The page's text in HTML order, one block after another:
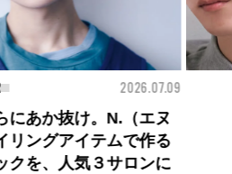
2026.07.09
エッテの出会い。夏の
ルドが印象的
［meets Jouete!